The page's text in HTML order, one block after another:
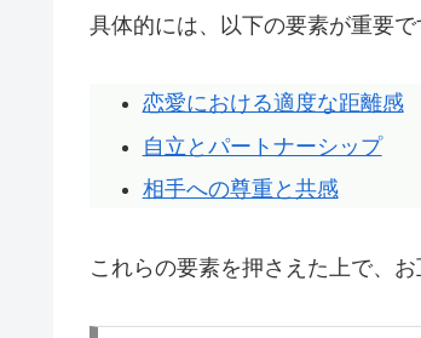
具体的には、以下の要素が重要で
恋愛における適度な距離感
自立とパートナーシップ
相手への尊重と共感
これらの要素を押さえた上で、